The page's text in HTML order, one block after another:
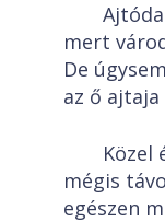
mert
De
az ő ajtaja
Közel
mégis
egészen